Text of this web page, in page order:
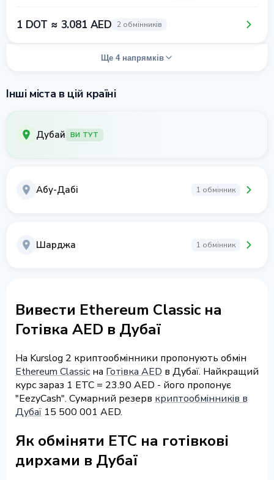
1 DOT ≈ 3.081 AED 2 обмінників
Ще 4 напрямків
Інші міста в цій країні
Дубай ВИ ТУТ
Абу-Дабі 1 обмінник
Шарджа 1 обмінник
Вивести Ethereum Classic на
Готівка AED в Дубаї
На Kurslog 2 криптообмінники пропонують обмін
Ethereum Classic на Готівка AED в Дубаї. Найкращий
курс зараз 1 ETC = 23.90 AED - його пропонує
"EezyCash". Сумарний резерв криптообмінників в
Дубаї 15 500 001 AED.
Як обміняти ETC на готівкові
дирхами в Дубаї